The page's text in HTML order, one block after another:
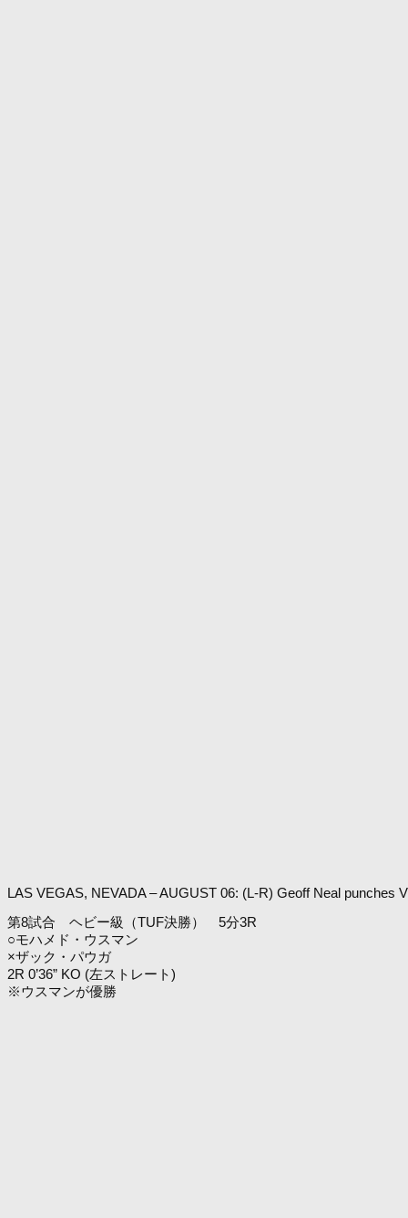
LAS VEGAS, NEVADA – AUGUST 06: (L-R) Geoff Neal punches
第8試合 ヘビー級（TUF決勝） 5分3R
○モハメド・ウスマン
×ザック・パウガ
2R 0’36” KO (左ストレート)
※ウスマンが優勝